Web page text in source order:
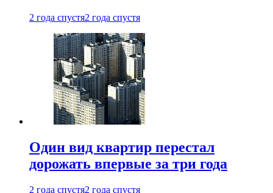
2 года спустя2 года спустя
Один вид квартир перестал
дорожать впервые за три года
2 года спустя2 года спустя